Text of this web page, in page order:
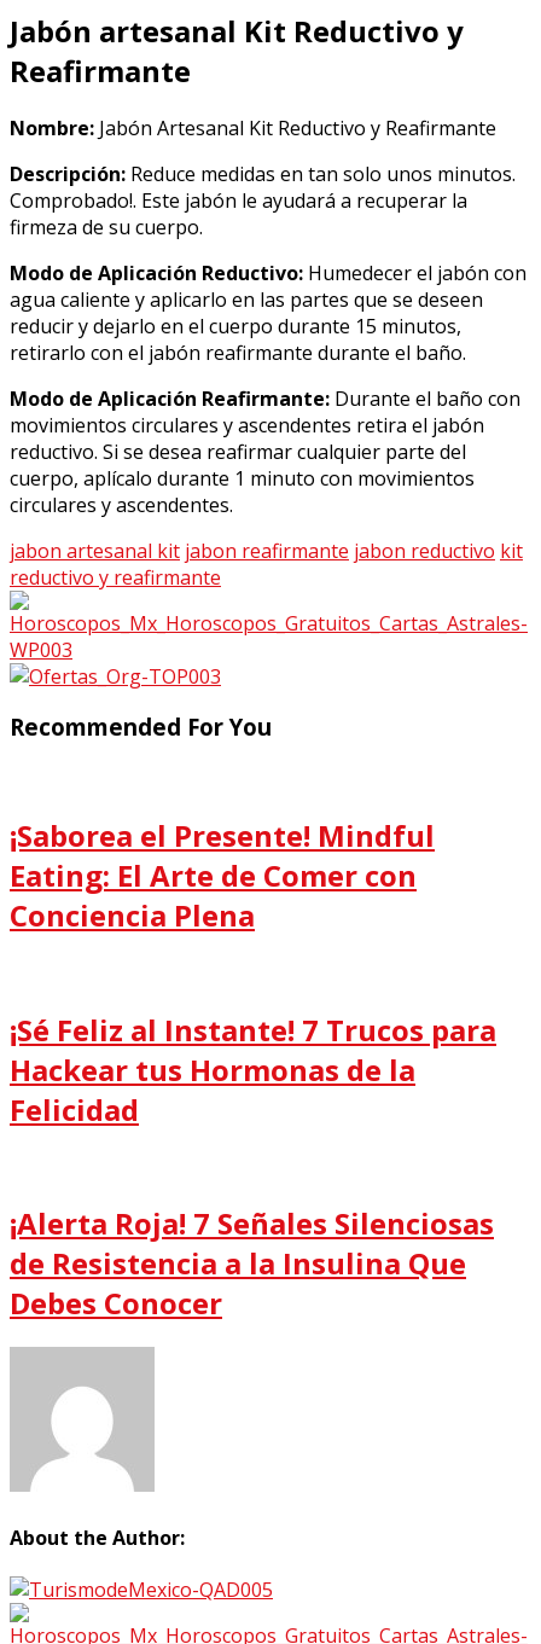
Jabón artesanal Kit Reductivo y
Reafirmante
Nombre: Jabón Artesanal Kit Reductivo y Reafirmante
Descripción: Reduce medidas en tan solo unos minutos.
Comprobado!. Este jabón le ayudará a recuperar la
firmeza de su cuerpo.
Modo de Aplicación Reductivo: Humedecer el jabón con
agua caliente y aplicarlo en las partes que se deseen
reducir y dejarlo en el cuerpo durante 15 minutos,
retirarlo con el jabón reafirmante durante el baño.
Modo de Aplicación Reafirmante: Durante el baño con
movimientos circulares y ascendentes retira el jabón
reductivo. Si se desea reafirmar cualquier parte del
cuerpo, aplícalo durante 1 minuto con movimientos
circulares y ascendentes.
jabon artesanal kit jabon reafirmante jabon reductivo kit
reductivo y reafirmante
Recommended For You
¡Saborea el Presente! Mindful
Eating: El Arte de Comer con
Conciencia Plena
¡Sé Feliz al Instante! 7 Trucos para
Hackear tus Hormonas de la
Felicidad
¡Alerta Roja! 7 Señales Silenciosas
de Resistencia a la Insulina Que
Debes Conocer
About the Author: